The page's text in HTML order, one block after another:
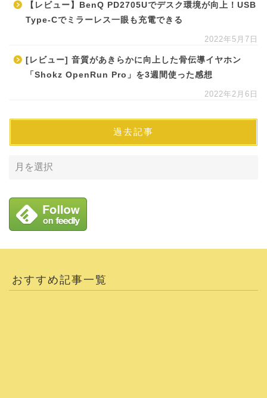
【レビュー】BenQ PD2705Uでデスク環境が向上！USB
Type-Cでミラーレス一眼も充電できる
2022年5月7日
[レビュー] 音質があきらかに向上した骨伝導イヤホン
「Shokz OpenRun Pro」を3週間使った感想
2022年2月6日
過去記事
おすすめ記事一覧